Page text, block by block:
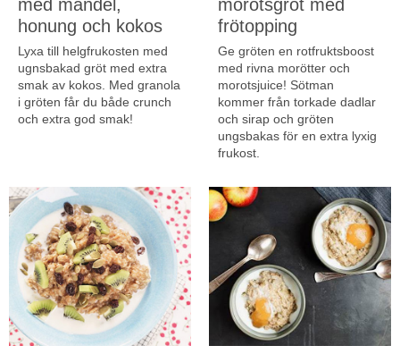
med mandel,
honung och kokos
Lyxa till helgfrukosten med
ugnsbakad gröt med extra
smak av kokos. Med granola
i gröten får du både crunch
och extra god smak!
morotsgröt med
frötopping
Ge gröten en rotfruktsboost
med rivna morötter och
morotsjuice! Sötman
kommer från torkade dadlar
och sirap och gröten
ungsbakas för en extra lyxig
frukost.